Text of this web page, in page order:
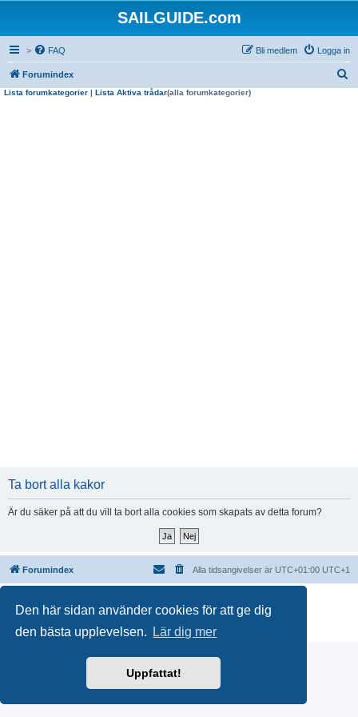
Den här sidan använder cookies för att ge dig
den bästa upplevelsen.
Lär dig mer
Uppfattat!
SAILGUIDE.com
> FAQ Logga in
Bli medlem
Forumindex
Lista forumkategorier | Lista Aktiva trådar(alla forumkategorier)
Ta bort alla kakor
Är du säker på att du vill ta bort alla cookies som skapats av detta forum?
Forumindex Alla tidsangivelser är UTC+01:00 UTC+1
Swedish translation byphpBB Sweden© 2006-2018
Integritetspolicy
|Användarvillkor